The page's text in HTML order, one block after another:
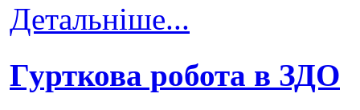
Детальніше...
Гурткова робота в ЗДО